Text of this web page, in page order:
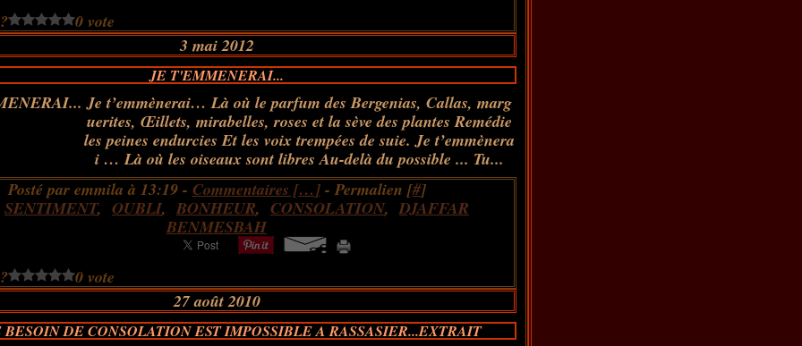
0 vote
3 mai 2012
JE T'EMMENERAI...
Je t’emmènerai… Là où le parfum des Bergenias, Callas, marg
uerites, Œillets, mirabelles, roses et la sève des plantes Remédie
les peines endurcies Et les voix trempées de suie. Je t’emmènera
i … Là où les oiseaux sont libres Au-delà du possible ... Tu...
Posté par emmila à 13:19 - Commentaires […]- Permalien [#]
SENTIMENT, OUBLI, BONHEUR, CONSOLATION,DJAFFAR
BENMESBAH
0 vote
27 août 2010
BESOIN DE CONSOLATION EST IMPOSSIBLE A RASSASIER...EXTRAIT